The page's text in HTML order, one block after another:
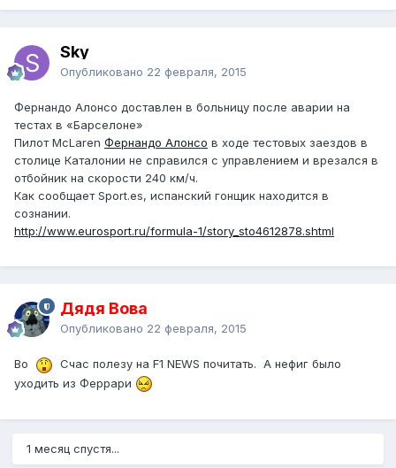
Sky
Опубликовано 22 февраля, 2015
Фернандо Алонсо доставлен в больницу после аварии на
тестах в «Барселоне»
Пилот McLaren Фернандо Алонсо в ходе тестовых заездов в
столице Каталонии не справился с управлением и врезался в
отбойник на скорости 240 км/ч.
Как сообщает Sport.es, испанский гонщик находится в
сознании.
http://www.eurosport.ru/formula-1/story_sto4612878.shtml
Дядя Вова
Опубликовано 22 февраля, 2015
Во
Счас полезу на F1 NEWS почитать. А нефиг было
уходить из Феррари
1 месяц спустя...